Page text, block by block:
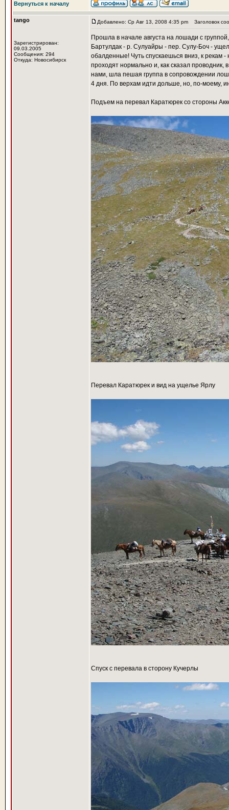
Вернуться к началу
tango
Зарегистрирован:
09.03.2005
Сообщения: 294
Откуда: Новосибирск
Добавлено: Ср Авг 13, 2008 4:35 pm Заголовок
Прошла в начале августа на лошади с
Бартулдак - р. Сулуайры - пер. Сулу-Боч -
обалденные! Чуть спускаешься вниз, к рекам
проходят нормально и, как сказал
нами, шла пешая группа в сопровождении
4 дня. По верхам идти дольше, но, по-моему,
Подъем на перевал Каратюрек со стороны
Перевал Каратюрек и вид на ущелье Ярлу
Спуск с перевала в сторону Кучерлы